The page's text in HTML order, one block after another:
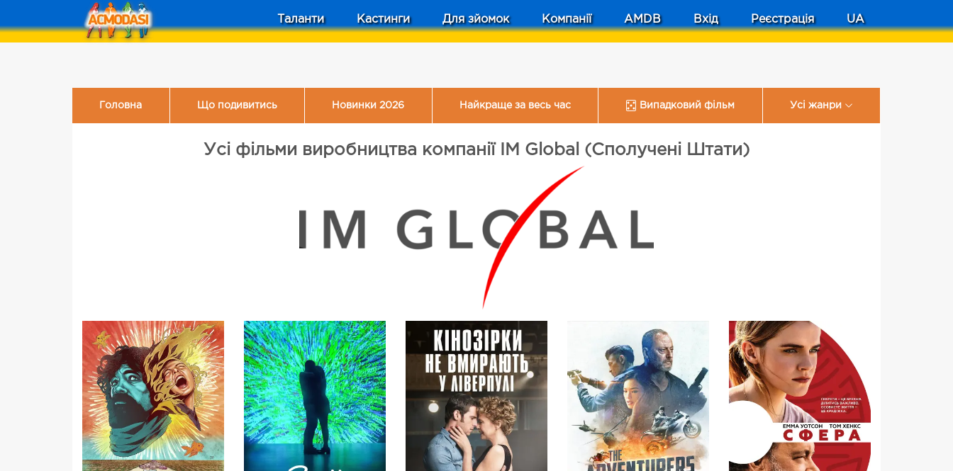
Таланти Кастинги Для зйомок Компанії AMDB Вхід Реєстрація UA
Головна Що подивитись Новинки 2026 Найкраще за весь час Випадковий фільм Усі жанри
Усі фільми виробництва компанії IM Global (Сполучені Штати)